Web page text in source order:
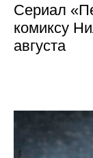
Сериал
комиксу
августа